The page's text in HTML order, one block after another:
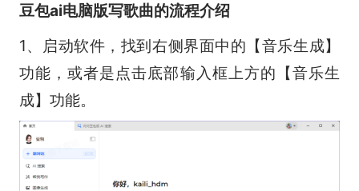
豆包ai电脑版写歌曲的流程介绍
1、启动软件，找到右侧界面中的【音乐生成】
功能，或者是点击底部输入框上方的【音乐生
成】功能。